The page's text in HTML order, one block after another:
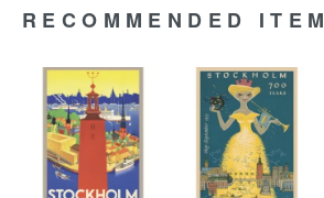
RECOMMENDED ITEM